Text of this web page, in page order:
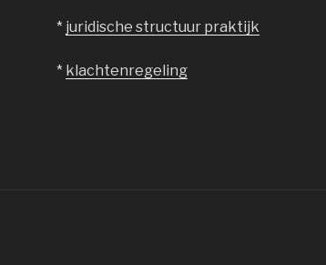
* juridische structuur praktijk
* klachtenregeling